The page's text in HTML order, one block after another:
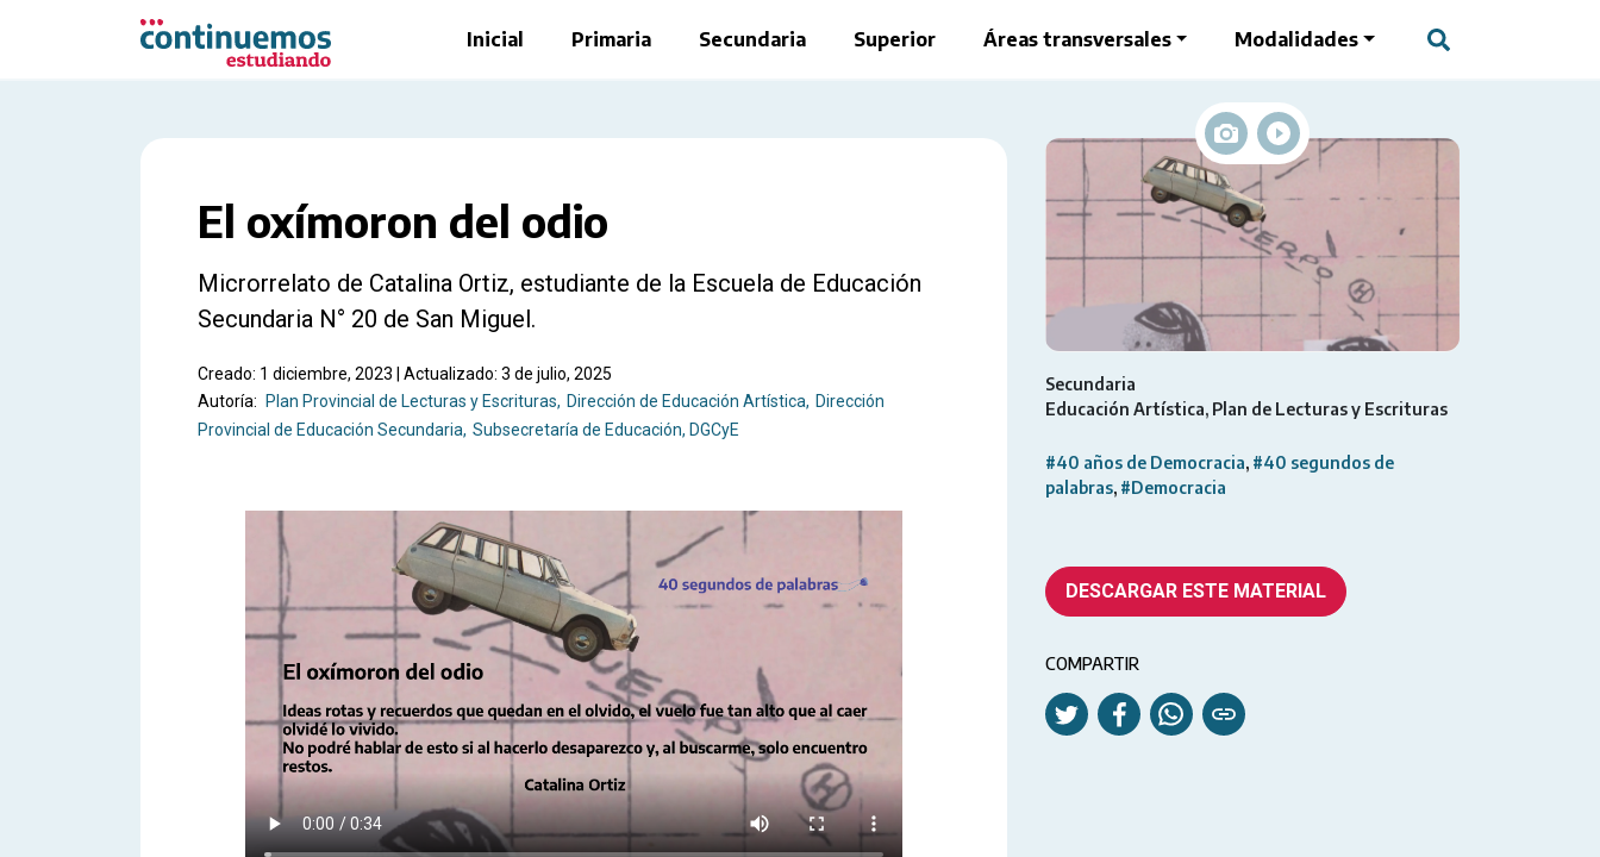
Saltar al contenido principal
Inicial Primaria Secundaria Superior Áreas transversales Modalidades
El oxímoron del odio
Microrrelato de Catalina Ortiz, estudiante de la Escuela de Educación
Secundaria N° 20 de San Miguel.
Creado: 1 diciembre, 2023 | Actualizado: 3 de julio, 2025
Autoría:
Plan Provincial de Lecturas y Escrituras Dirección de Educación Artística
Dirección
Provincial de Educación Secundaria Subsecretaría de Educación, DGCyE
Secundaria
Educación Artística Plan de Lecturas y Escrituras
#40 años de Democracia #40 segundos de
palabras #Democracia
DESCARGAR ESTE MATERIAL
COMPARTIR